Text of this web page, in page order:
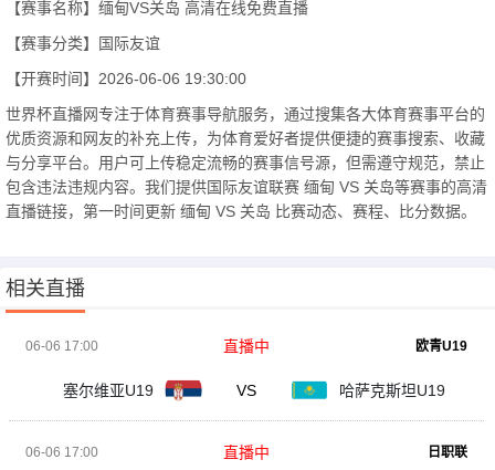
【赛事名称】 缅甸VS关岛 高清在线免费直播
【赛事分类】
国际友谊
【开赛时间】 2026-06-06 19:30:00
世界杯直播网专注于体育赛事导航服务，通过搜集各大体育赛事平台的
优质资源和网友的补充上传，为体育爱好者提供便捷的赛事搜索、收藏
与分享平台。用户可上传稳定流畅的赛事信号源，但需遵守规范，禁止
包含违法违规内容。我们提供国际友谊联赛 缅甸 VS 关岛等赛事的高清
直播链接，第一时间更新 缅甸 VS 关岛 比赛动态、赛程、比分数据。
相关直播
06-06 17:00 欧青U19
塞尔维亚U19 VS 哈萨克斯坦U19
直播中
06-06 17:00 日职联
直播中